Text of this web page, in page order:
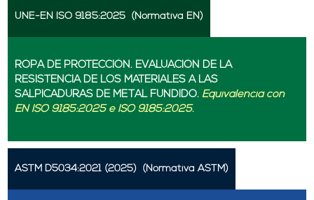
UNE-EN ISO 9185:2025 (Normativa EN)
ROPA DE PROTECCIÓN. EVALUACIÓN DE LA
RESISTENCIA DE LOS MATERIALES A LAS
SALPICADURAS DE METAL FUNDIDO. Equivalencia con
EN ISO 9185:2025 e ISO 9185:2025.
ASTM D5034:2021 (2025) (Normativa ASTM)